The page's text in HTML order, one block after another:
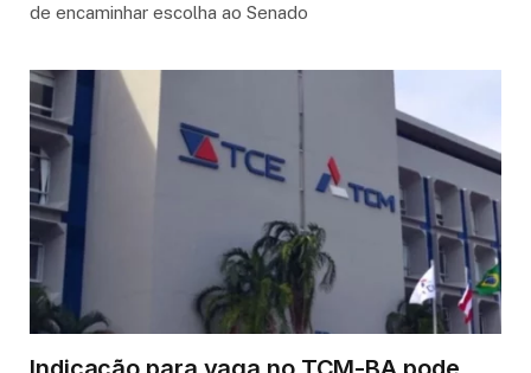
de encaminhar escolha ao Senado